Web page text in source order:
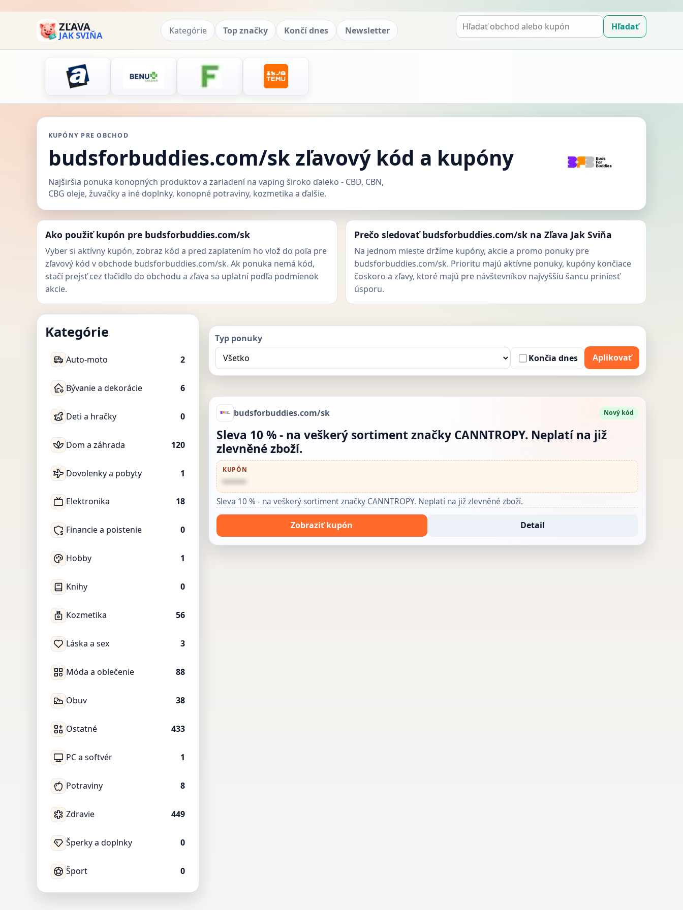
ZĽAVA
JAK SVIŇA Kategórie Top značky Končí dnes Newsletter
Hľadať
Hľadať
KUPÓNY PRE OBCHOD
budsforbuddies.com/sk zľavový kód a kupóny
Najširšia ponuka konopných produktov a zariadení na vaping široko ďaleko - CBD, CBN,
CBG oleje, žuvačky a iné doplnky, konopné potraviny, kozmetika a ďalšie.
Ako použiť kupón pre budsforbuddies.com/sk
Vyber si aktívny kupón, zobraz kód a pred zaplatením ho vlož do poľa pre
zľavový kód v obchode budsforbuddies.com/sk. Ak ponuka nemá kód,
stačí prejsť cez tlačidlo do obchodu a zľava sa uplatní podľa podmienok
akcie.
Prečo sledovať budsforbuddies.com/sk na Zľava Jak Sviňa
Na jednom mieste držíme kupóny, akcie a promo ponuky pre
budsforbuddies.com/sk. Prioritu majú aktívne ponuky, kupóny končiace
čoskoro a zľavy, ktoré majú pre návštevníkov najvyššiu šancu priniesť
úsporu.
Kategórie
Auto-moto 2
Bývanie a dekorácie 6
Deti a hračky 0
Dom a záhrada 120
Dovolenky a pobyty 1
Elektronika 18
Financie a poistenie 0
Hobby 1
Knihy 0
Kozmetika 56
Láska a sex 3
Móda a oblečenie 88
Obuv 38
Ostatné 433
PC a softvér 1
Potraviny 8
Zdravie 449
Šperky a doplnky 0
Šport 0
Typ ponuky
Končia dnes
Aplikovať
budsforbuddies.com/sk Nový kód
Sleva 10 % - na veškerý sortiment značky CANNTROPY. Neplatí na již
zlevněné zboží.
KUPÓN
••••••
Sleva 10 % - na veškerý sortiment značky CANNTROPY. Neplatí na již zlevněné zboží.
Zobraziť kupón Detail